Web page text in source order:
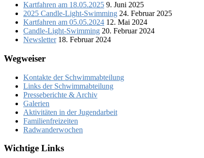
Kartfahren am 18.05.2025 9. Juni 2025
2025 Candle-Light-Swimming 24. Februar 2025
Kartfahren am 05.05.2024 12. Mai 2024
Candle-Light-Swimming 20. Februar 2024
Newsletter 18. Februar 2024
Wegweiser
Kontakte der Schwimmabteilung
Links der Schwimmabteilung
Presseberichte & Archiv
Galerien
Aktivitäten in der Jugendarbeit
Familienfreizeiten
Radwanderwochen
Wichtige Links